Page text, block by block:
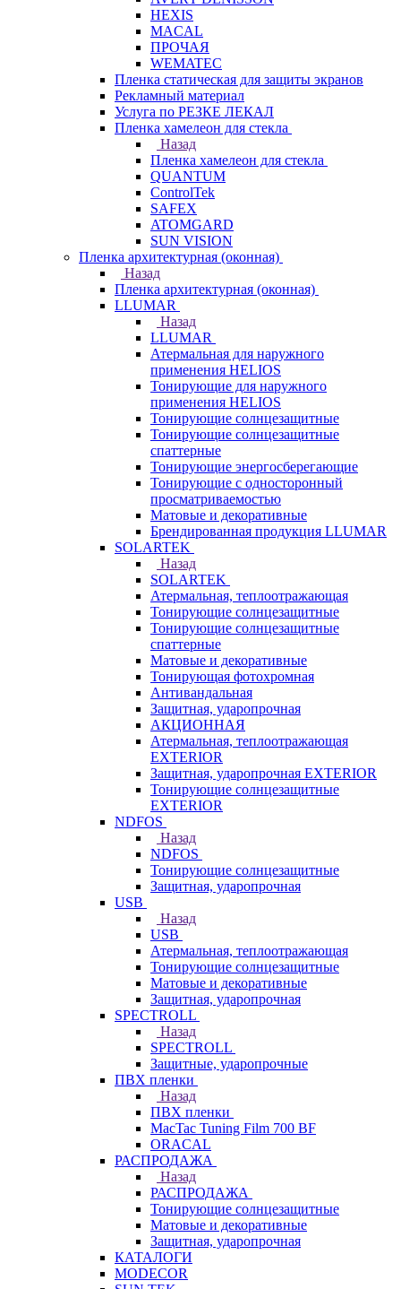
HEXIS
MACAL
ПРОЧАЯ
WEMATEC
Пленка статическая для защиты экранов
Рекламный материал
Услуга по РЕЗКЕ ЛЕКАЛ
Пленка хамелеон для стекла
Назад
Пленка хамелеон для стекла
QUANTUM
ControlTek
SAFEX
ATOMGARD
SUN VISION
Пленка архитектурная (оконная)
Назад
Пленка архитектурная (оконная)
LLUMAR
Назад
LLUMAR
Атермальная для наружного
применения HELIOS
Тонирующие для наружного
применения HELIOS
Тонирующие солнцезащитные
Тонирующие солнцезащитные
спаттерные
Тонирующие энергосберегающие
Тонирующие с односторонный
просматриваемостью
Матовые и декоративные
Брендированная продукция LLUMAR
SOLARTEK
Назад
SOLARTEK
Атермальная, теплоотражающая
Тонирующие солнцезащитные
Тонирующие солнцезащитные
спаттерные
Матовые и декоративные
Тонирующая фотохромная
Антивандальная
Защитная, ударопрочная
АКЦИОННАЯ
Атермальная, теплоотражающая
EXTERIOR
Защитная, ударопрочная EXTERIOR
Тонирующие солнцезащитные
EXTERIOR
NDFOS
Назад
NDFOS
Тонирующие солнцезащитные
Защитная, ударопрочная
USB
Назад
USB
Атермальная, теплоотражающая
Тонирующие солнцезащитные
Матовые и декоративные
Защитная, ударопрочная
SPECTROLL
Назад
SPECTROLL
Защитные, ударопрочные
ПВХ пленки
Назад
ПВХ пленки
MacTac Tuning Film 700 BF
ORACAL
РАСПРОДАЖА
Назад
РАСПРОДАЖА
Тонирующие солнцезащитные
Матовые и декоративные
Защитная, ударопрочная
КАТАЛОГИ
MODECOR